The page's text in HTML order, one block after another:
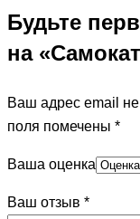
Будьте
на
Ваш адрес email не
поля помечены *
Ваша оценка
Ваш отзыв *